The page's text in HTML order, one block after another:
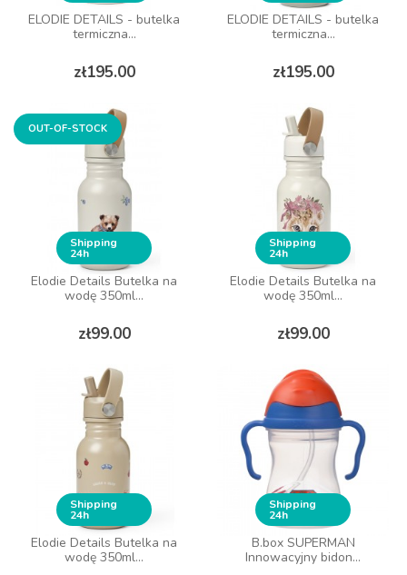
ELODIE DETAILS - butelka
termiczna...
zł195.00
Price
ELODIE DETAILS - butelka
termiczna...
zł195.00
Price
Shipping
24h
Elodie Details Butelka na
wodę 350ml...
zł99.00
Price
OUT-OF-STOCK
Shipping
24h
Elodie Details Butelka na
wodę 350ml...
zł99.00
Price
Shipping
24h
Elodie Details Butelka na
wodę 350ml...
Shipping
24h
B.box SUPERMAN
Innowacyjny bidon...